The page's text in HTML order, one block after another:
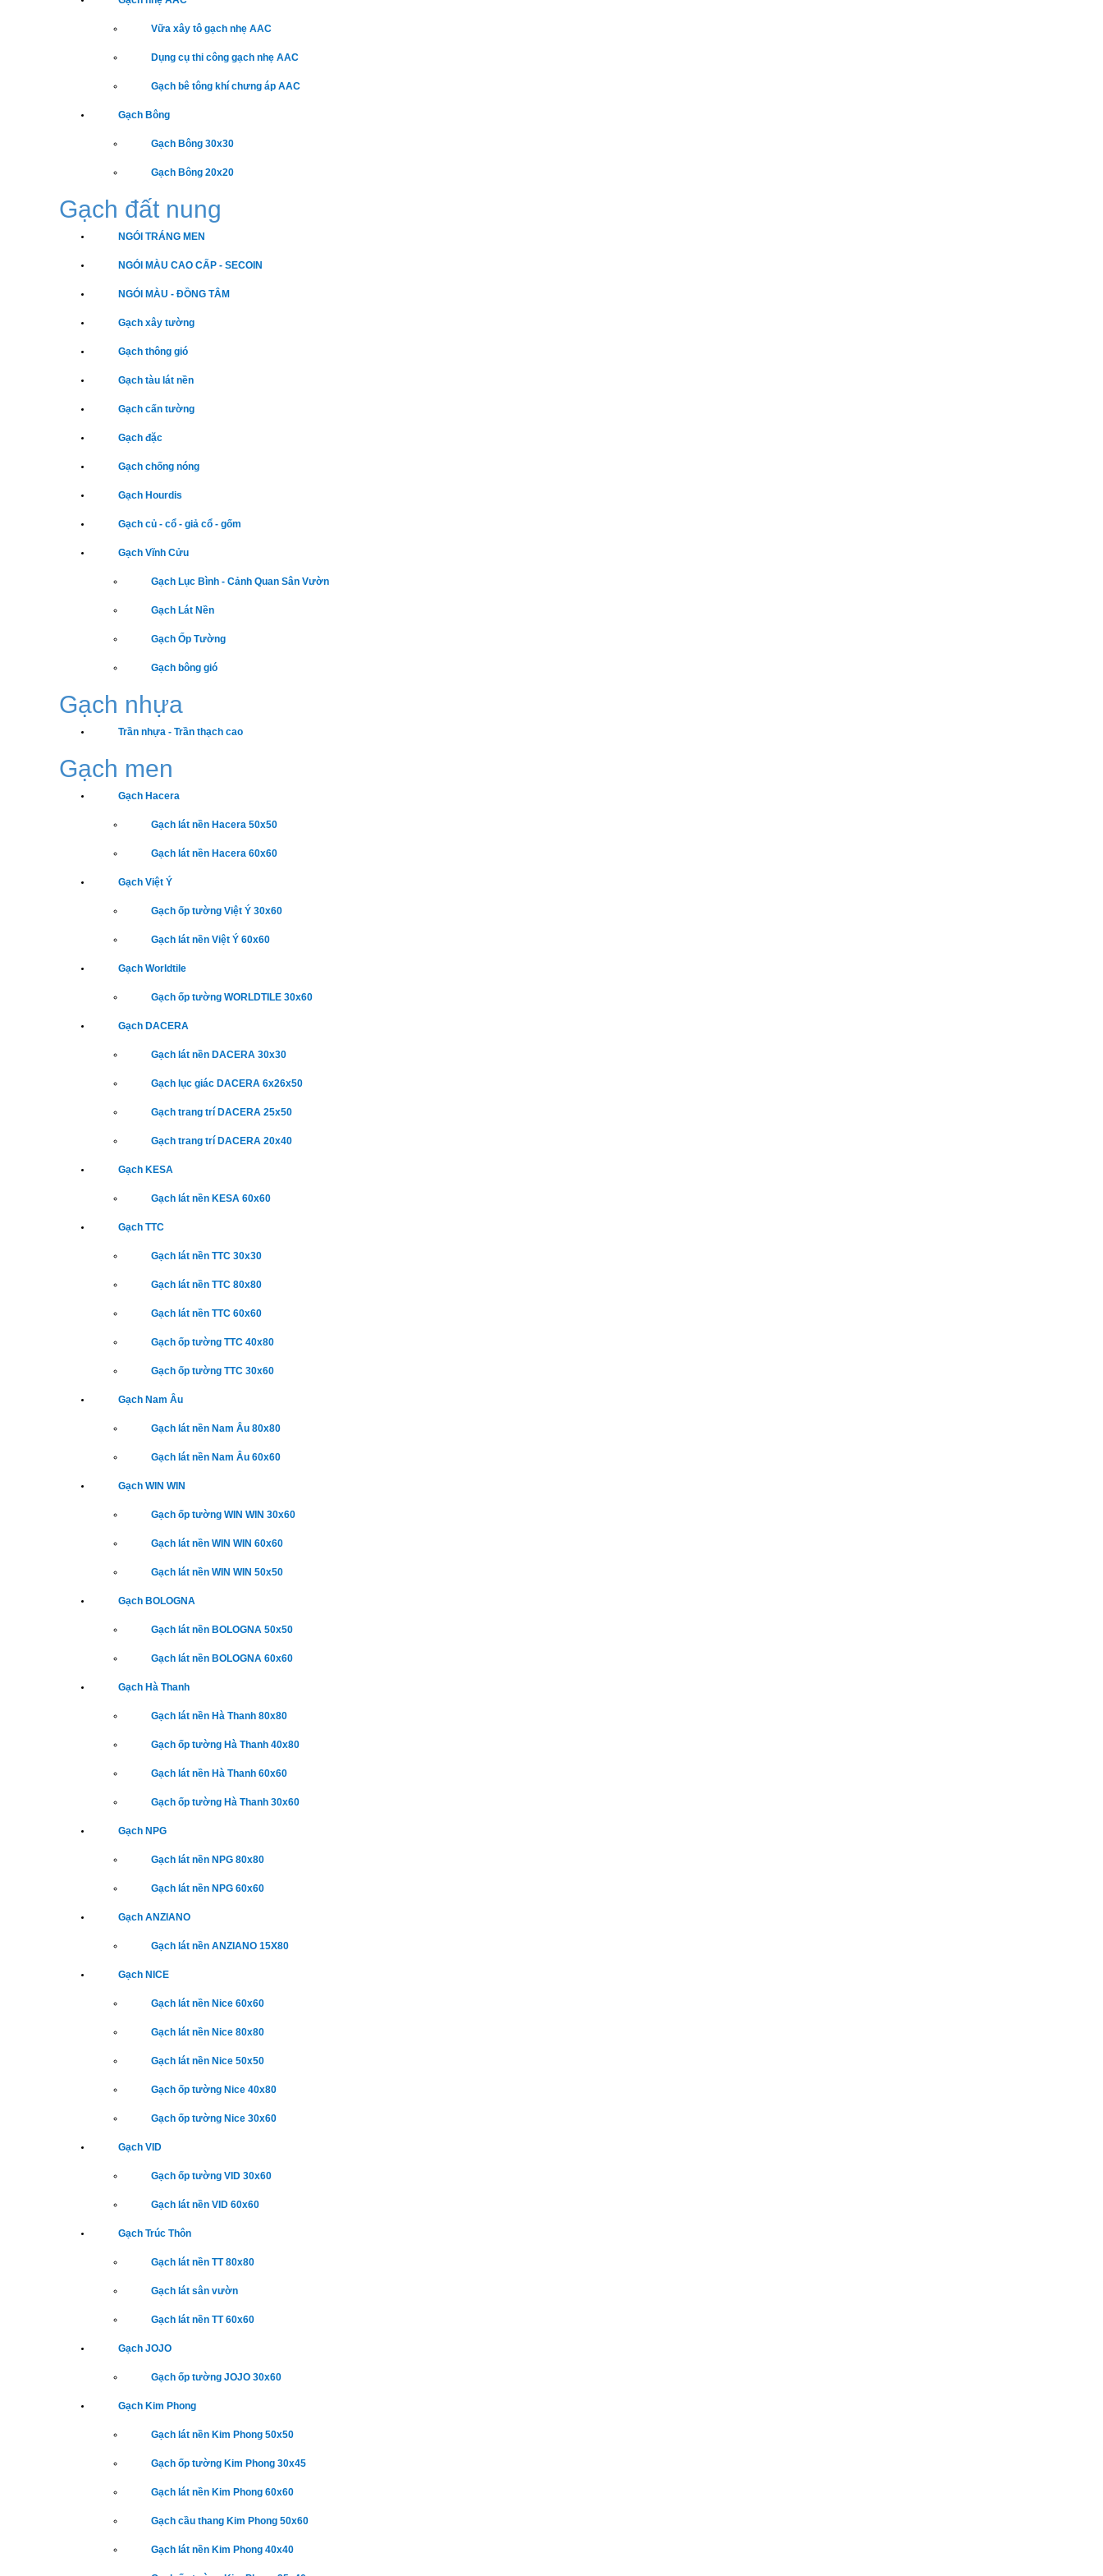
Vữa xây tô gạch nhẹ AAC
Dụng cụ thi công gạch nhẹ AAC
Gạch bê tông khí chưng áp AAC
Gạch Bông
Gạch Bông 30x30
Gạch Bông 20x20
Gạch đất nung
NGÓI TRÁNG MEN
NGÓI MÀU CAO CẤP - SECOIN
NGÓI MÀU - ĐỒNG TÂM
Gạch xây tường
Gạch thông gió
Gạch tàu lát nền
Gạch cấn tường
Gạch đặc
Gạch chống nóng
Gạch Hourdis
Gạch củ - cổ - giả cổ - gốm
Gạch Vĩnh Cửu
Gạch Lục Bình - Cảnh Quan Sân Vườn
Gạch Lát Nền
Gạch Ốp Tường
Gạch bông gió
Gạch nhựa
Trần nhựa - Trần thạch cao
Gạch men
Gạch Hacera
Gạch lát nền Hacera 50x50
Gạch lát nền Hacera 60x60
Gạch Việt Ý
Gạch ốp tường Việt Ý 30x60
Gạch lát nền Việt Ý 60x60
Gạch Worldtile
Gạch ốp tường WORLDTILE 30x60
Gạch DACERA
Gạch lát nền DACERA 30x30
Gạch lục giác DACERA 6x26x50
Gạch trang trí DACERA 25x50
Gạch trang trí DACERA 20x40
Gạch KESA
Gạch lát nền KESA 60x60
Gạch TTC
Gạch lát nền TTC 30x30
Gạch lát nền TTC 80x80
Gạch lát nền TTC 60x60
Gạch ốp tường TTC 40x80
Gạch ốp tường TTC 30x60
Gạch Nam Âu
Gạch lát nền Nam Âu 80x80
Gạch lát nền Nam Âu 60x60
Gạch WIN WIN
Gạch ốp tường WIN WIN 30x60
Gạch lát nền WIN WIN 60x60
Gạch lát nền WIN WIN 50x50
Gạch BOLOGNA
Gạch lát nền BOLOGNA 50x50
Gạch lát nền BOLOGNA 60x60
Gạch Hà Thanh
Gạch lát nền Hà Thanh 80x80
Gạch ốp tường Hà Thanh 40x80
Gạch lát nền Hà Thanh 60x60
Gạch ốp tường Hà Thanh 30x60
Gạch NPG
Gạch lát nền NPG 80x80
Gạch lát nền NPG 60x60
Gạch ANZIANO
Gạch lát nền ANZIANO 15X80
Gạch NICE
Gạch lát nền Nice 60x60
Gạch lát nền Nice 80x80
Gạch lát nền Nice 50x50
Gạch ốp tường Nice 40x80
Gạch ốp tường Nice 30x60
Gạch VID
Gạch ốp tường VID 30x60
Gạch lát nền VID 60x60
Gạch Trúc Thôn
Gạch lát nền TT 80x80
Gạch lát sân vườn
Gạch lát nền TT 60x60
Gạch JOJO
Gạch ốp tường JOJO 30x60
Gạch Kim Phong
Gạch lát nền Kim Phong 50x50
Gạch ốp tường Kim Phong 30x45
Gạch lát nền Kim Phong 60x60
Gạch cầu thang Kim Phong 50x60
Gạch lát nền Kim Phong 40x40